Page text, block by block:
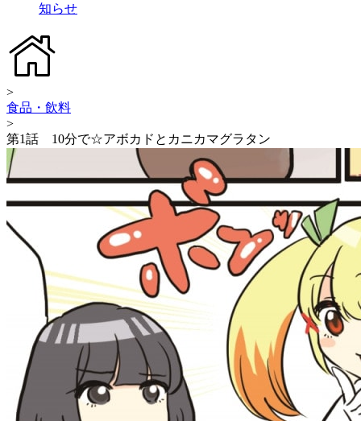
知らせ
>
食品・飲料
>
第1話 10分で☆アボカドとカニカマグラタン